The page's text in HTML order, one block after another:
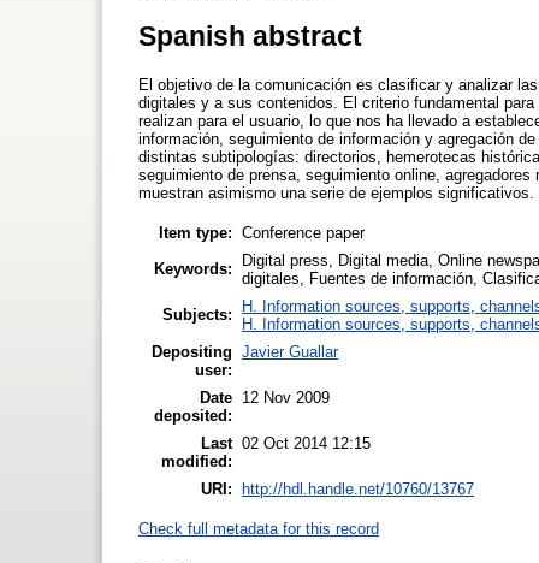
Spanish abstract
El objetivo de la comunicación es clasificar y analizar
digitales y a sus contenidos. El criterio fundamental
realizan para el usuario, lo que nos ha llevado a
información, seguimiento de información y agregación
distintas subtipologías: directorios, hemerotecas
seguimiento de prensa, seguimiento online,
muestran asimismo una serie de ejemplos significativos.
Item type: Conference paper
Keywords:
Digital press, Digital media, Online
digitales, Fuentes de información,
Subjects:
H. Information sources, supports,
H. Information sources, supports,
Depositing
user:
Javier Guallar
Date
deposited:
12 Nov 2009
Last
modified:
02 Oct 2014 12:15
URI: http://hdl.handle.net/10760/13767
Check full metadata for this record